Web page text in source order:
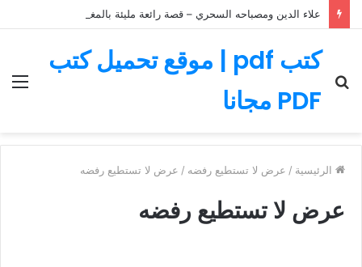
علاء الدين ومصباحه السحري – قصة رائعة مليئة بالمغامرات
كتب pdf | موقع تحميل كتب
PDF مجاناعن
الرئيسية / عرض لا تستطيع رفضه / عرض لا تستطيع رفضه
عرض لا تستطيع رفضه